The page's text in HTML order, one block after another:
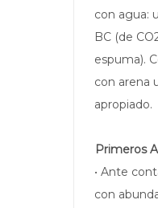
con agua:
BC (de
espuma).
con arena
apropiado.
Primeros
• Ante
con